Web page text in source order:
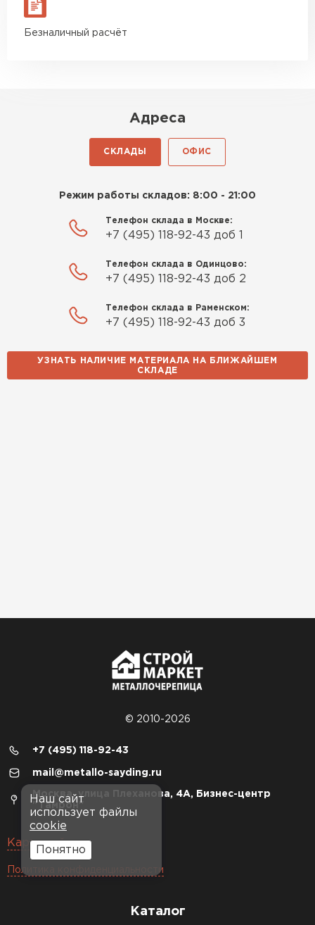
Безналичный расчёт
Адреса
СКЛАДЫ ОФИС
Режим работы складов: 8:00 - 21:00
Телефон склада в Москве:
+7 (495) 118-92-43 доб 1
Телефон склада в Одинцово:
+7 (495) 118-92-43 доб 2
Телефон склада в Раменском:
+7 (495) 118-92-43 доб 3
УЗНАТЬ НАЛИЧИЕ МАТЕРИАЛА НА БЛИЖАЙШЕМ
СКЛАДЕ
© 2010-2026
+7 (495) 118-92-43
mail@metallo-sayding.ru
Москва, улица Плеханова, 4А, Бизнес-центр
"Тамрон"
Карта сайта
Политика конфиденциальности
Каталог
Наш сайт
использует файлы
cookie
Понятно